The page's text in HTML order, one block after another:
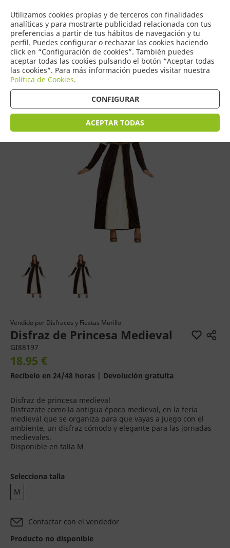
Utilizamos cookies propias y de terceros con finalidades
analíticas y para mostrarte publicidad relacionada con tus
preferencias a partir de tus hábitos de navegación y tu
perfil. Puedes configurar o rechazar las cookies haciendo
click en “Configuración de cookies”. También puedes
aceptar todas las cookies pulsando el botón “Aceptar todas
las cookies”. Para más información puedes visitar nuestra
Política de Cookies.
CONFIGURAR
ACEPTAR TODAS
0
COMERCIO
DE TORRIJOS
Tienda > Disfraces Adulto > Disfraces de Mujer
Vendido por Disfraces y Fiestas Murillo
Disfraz de Princesa Medieval
GI88197
18.95 €
Recíbelo en 24/48 horas | Devolución gratuita
Disfraz de princesa medieval
Disfrazate como la antigua época medieval, en la feria
medieval que se organiza para que vayas a juego con el
ambiente, un disfraz cómodo y elegante para las jornadas
medievales.
Disponible en talla M
Selecciona talla
M
Contactar con el vendedor
Producto no disponible